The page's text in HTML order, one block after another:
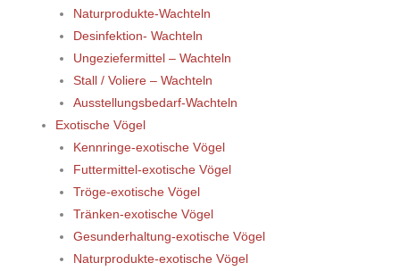
Naturprodukte-Wachteln
Desinfektion- Wachteln
Ungeziefermittel – Wachteln
Stall / Voliere – Wachteln
Ausstellungsbedarf-Wachteln
Exotische Vögel
Kennringe-exotische Vögel
Futtermittel-exotische Vögel
Tröge-exotische Vögel
Tränken-exotische Vögel
Gesunderhaltung-exotische Vögel
Naturprodukte-exotische Vögel